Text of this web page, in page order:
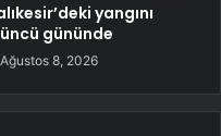
yangını
gününde
Ağustos 8, 2026